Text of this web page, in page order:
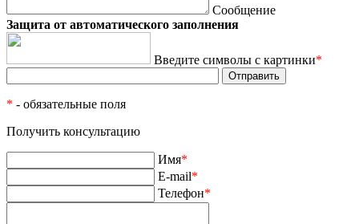
Сообщение
Защита от автоматического заполнения
Введите символы с картинки*
* - обязательные поля
Получить консультацию
Имя*
E-mail*
Телефон*